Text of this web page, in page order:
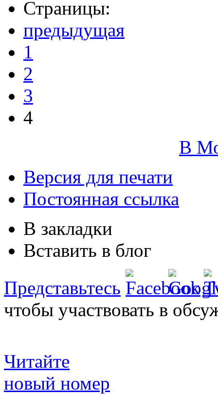
Страницы:
предыдущая
1
2
3
4
В
Версия для печати
Постоянная ссылка
В закладки
Вставить в блог
Представьтесь
чтобы участвовать в
Читайте
новый номер